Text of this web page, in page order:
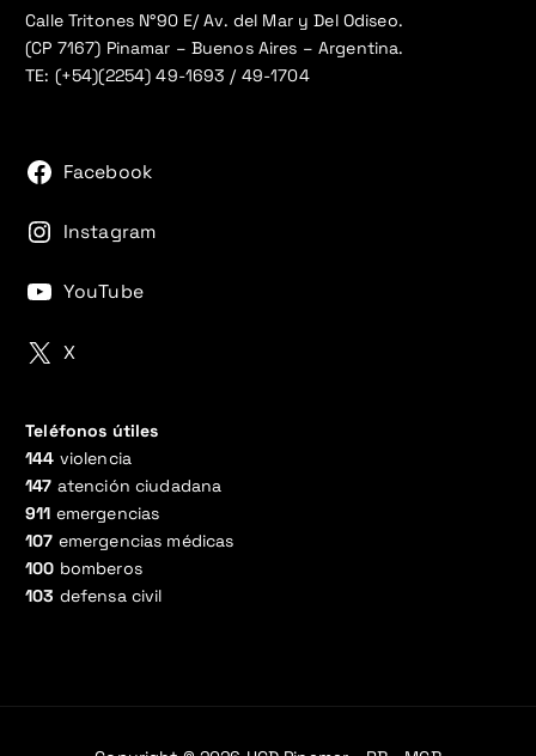
Calle Tritones N°90 E/ Av. del Mar y Del Odiseo.
(CP 7167) Pinamar – Buenos Aires – Argentina.
TE: (+54)(2254) 49-1693 / 49-1704
Facebook
Instagram
YouTube
X
Teléfonos útiles
144 violencia
147 atención ciudadana
911 emergencias
107 emergencias médicas
100 bomberos
103 defensa civil